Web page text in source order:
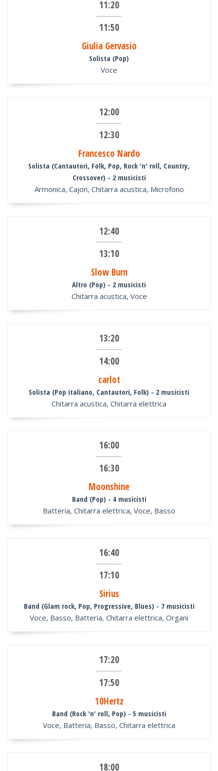
11:20
11:50
Giulia Gervasio
Solista (Pop)
Voce
12:00
12:30
Francesco Nardo
Solista (Cantautori, Folk, Pop, Rock 'n' roll, Country,
Crossover) - 2 musicisti
Armonica, Cajon, Chitarra acustica, Microfono
12:40
13:10
Slow Burn
Altro (Pop) - 2 musicisti
Chitarra acustica, Voce
13:20
14:00
carlot
Solista (Pop italiano, Cantautori, Folk) - 2 musicisti
Chitarra acustica, Chitarra elettrica
16:00
16:30
Moonshine
Band (Pop) - 4 musicisti
Batteria, Chitarra elettrica, Voce, Basso
16:40
17:10
Sirius
Band (Glam rock, Pop, Progressive, Blues) - 7 musicisti
Voce, Basso, Batteria, Chitarra elettrica, Organi
17:20
17:50
10Hertz
Band (Rock 'n' roll, Pop) - 5 musicisti
Voce, Batteria, Basso, Chitarra elettrica
18:00